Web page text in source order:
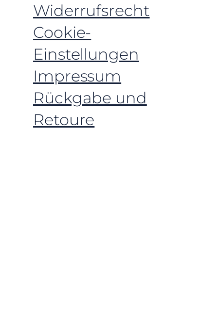
Widerrufsrecht
Cookie-
Einstellungen
Impressum
Rückgabe und
Retoure